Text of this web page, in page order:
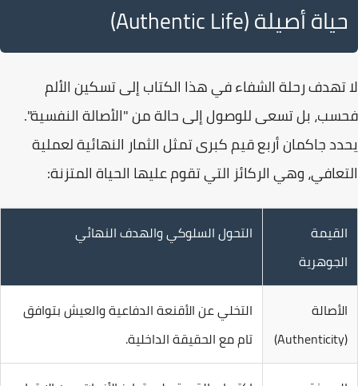
حياة أصيلة (Authentic Life)
لا تهدف رحلة الشفاء في هذا الكتاب إلى تسكين الألم
فحسب، بل تسعى للوصول إلى حالة من "الأصالة النفسية".
يحدد جاكمان أربع قيم كبرى تمثل الثمار النهائية لعملية
التعافي، وهي الركائز التي تقوم عليها الحياة المتزنة:
القيمة
الجوهرية
التحول السلوكي والهدف النهائي
الأصالة
(Authenticity)
التخلي عن الأقنعة الدفاعية والعيش بتوافق
تام مع الحقيقة الداخلية.